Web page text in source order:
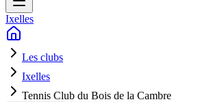
Ixelles
Les clubs
Ixelles
Tennis Club du Bois de la Cambre